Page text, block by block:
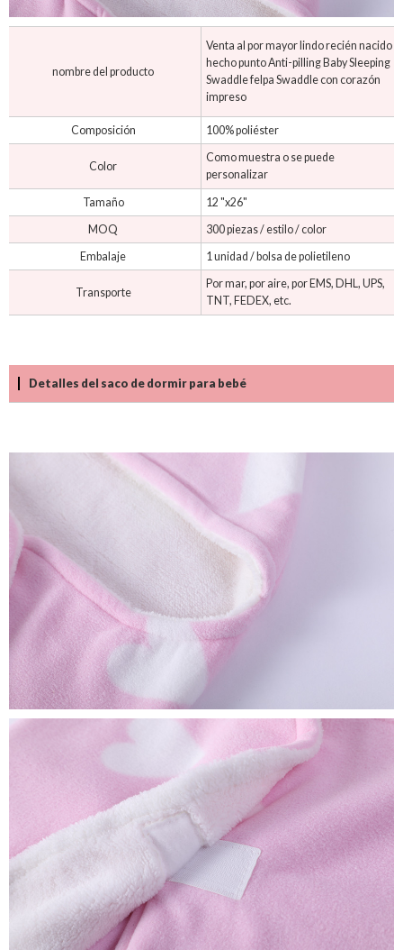
nombre del producto
Venta al por mayor lindo recién nacido
hecho punto Anti-pilling Baby Sleeping
Swaddle felpa Swaddle con corazón
impreso
Composición 100% poliéster
Color
Como muestra o se puede
personalizar
Tamaño
12 "x26"
MOQ
300 piezas / estilo / color
Embalaje
1 unidad / bolsa de polietileno
Transporte
Por mar, por aire, por EMS, DHL, UPS,
TNT, FEDEX, etc.
Detalles del saco de dormir para bebé